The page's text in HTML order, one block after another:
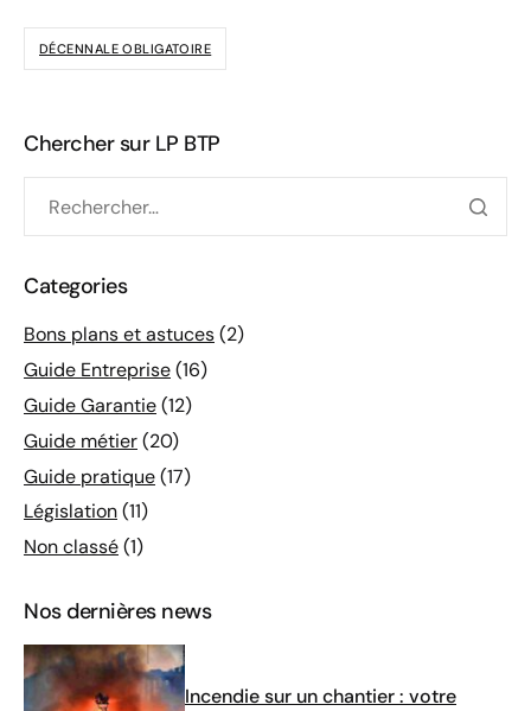
DÉCENNALE OBLIGATOIRE
Chercher sur LP BTP
Categories
Bons plans et astuces(2)
Guide Entreprise(16)
Guide Garantie(12)
Guide métier(20)
Guide pratique(17)
Législation(11)
Non classé(1)
Nos dernières news
Incendie sur un chantier : votre